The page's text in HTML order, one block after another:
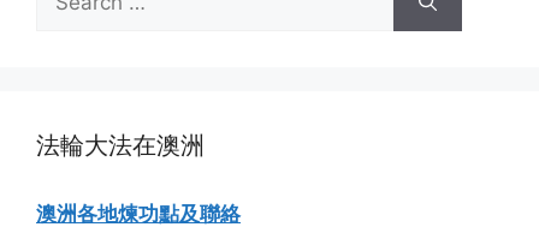
for:
法輪大法在澳洲
澳洲各地煉功點及聯絡